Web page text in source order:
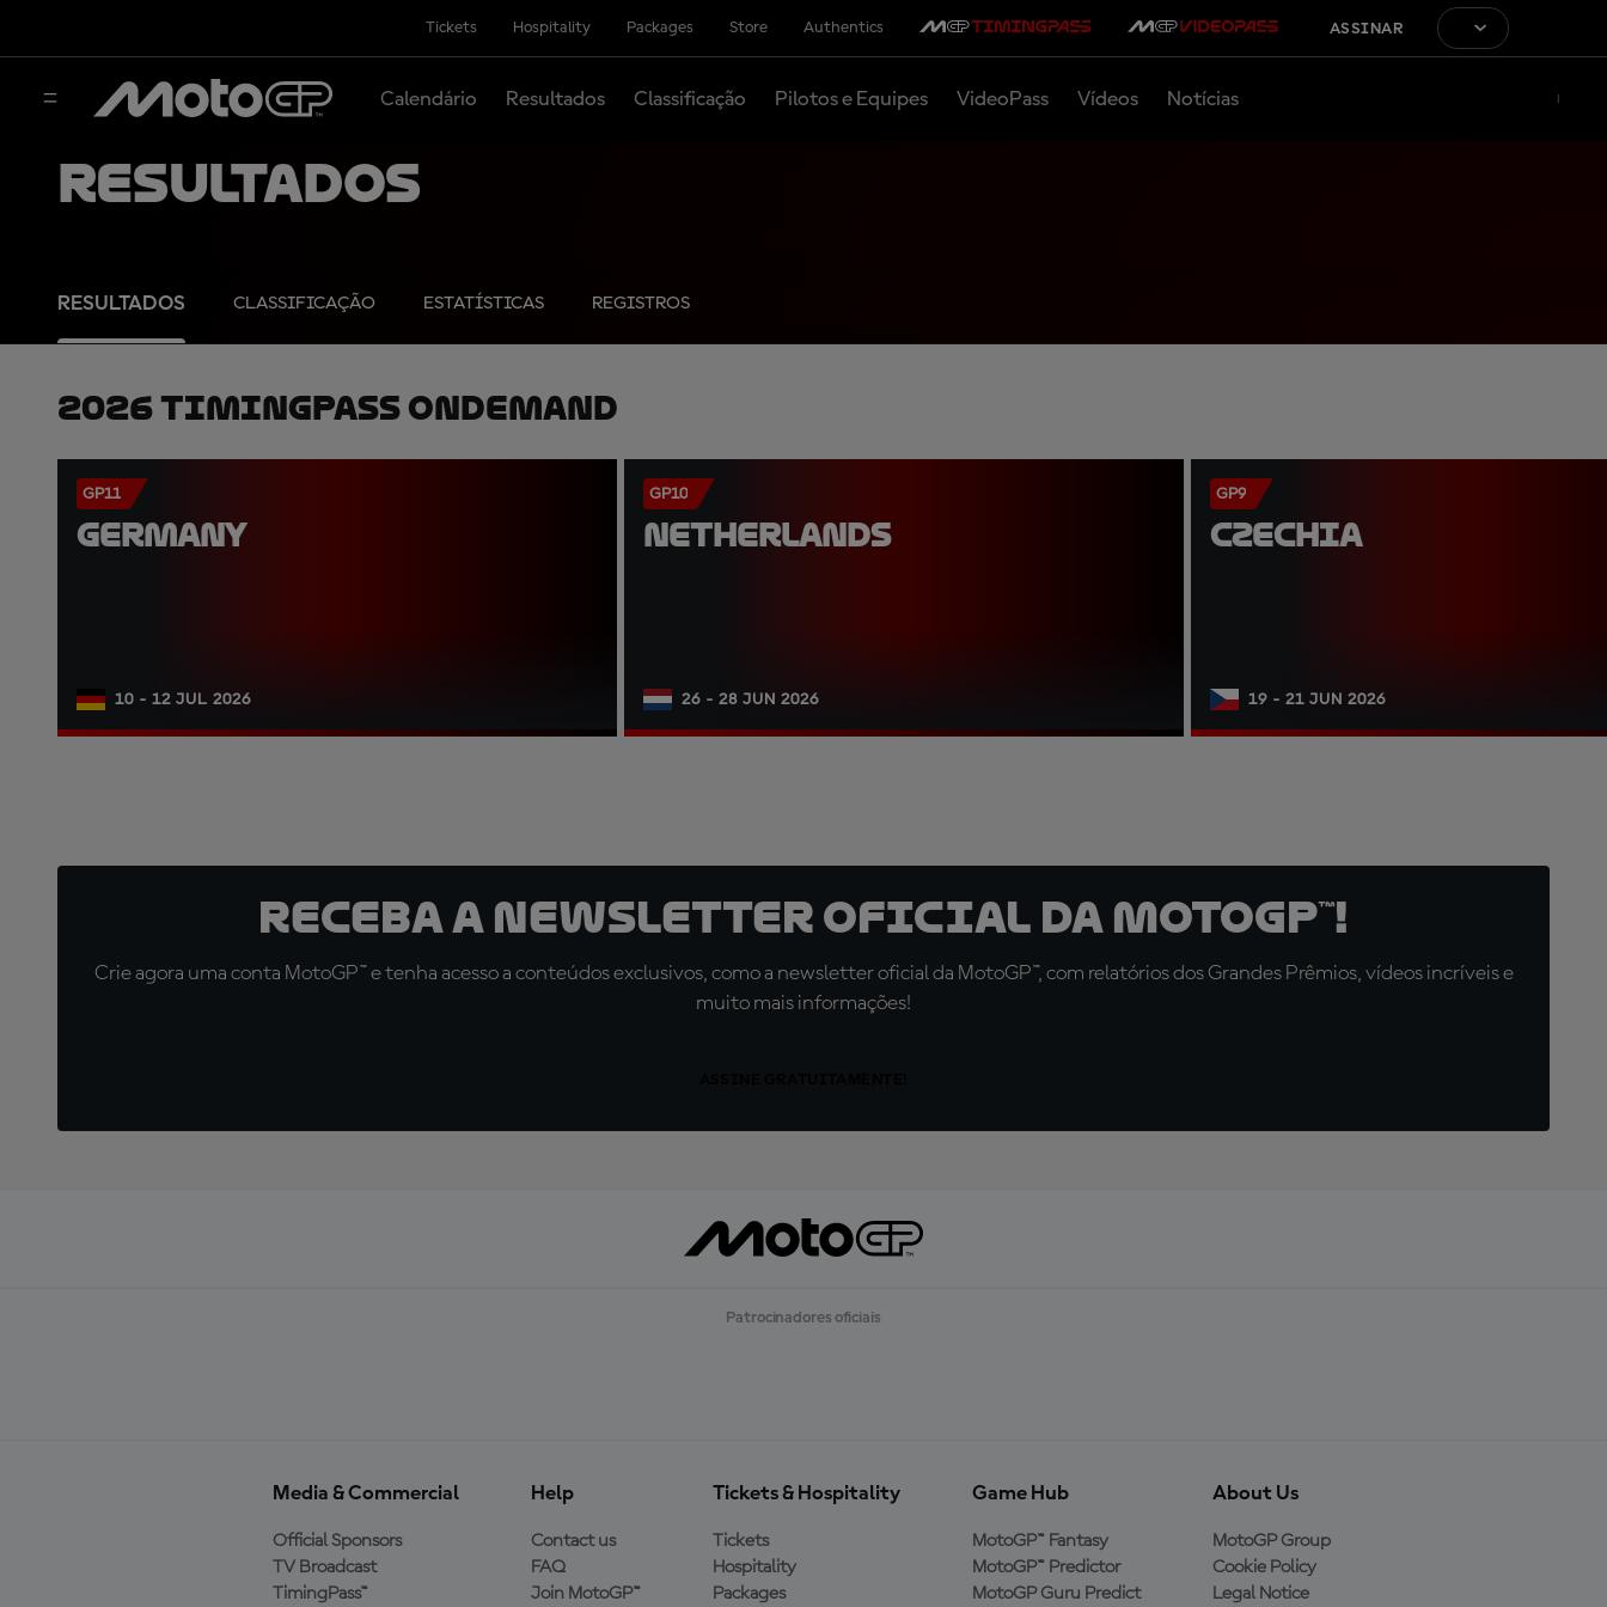
Tickets Hospitality Packages Store Authentics ASSINAR
Calendário Resultados Classificação Pilotos e Equipes VideoPass Vídeos Notícias
Resultados
RESULTADOS CLASSIFICAÇÃO ESTATÍSTICAS REGISTROS
2026 TimingPass OnDemand
GP11
GERMANY
10 - 12 JUL 2026
GP10
NETHERLANDS
26 - 28 JUN 2026
GP9
CZECHIA
19 - 21 JUN 2026
Receba a newsletter oficial da MotoGP™!
Crie agora uma conta MotoGP™ e tenha acesso a conteúdos exclusivos, como a newsletter oficial da MotoGP™, com relatórios dos Grandes Prêmios, vídeos incríveis e
muito mais informações!
Patrocinadores oficiais
Media & Commercial
Official Sponsors
TV Broadcast
TimingPass™
Help
Contact us
FAQ
Join MotoGP™
Tickets & Hospitality
Tickets
Hospitality
Packages
Game Hub
MotoGP™ Fantasy
MotoGP™ Predictor
MotoGP Guru Predict
About Us
MotoGP Group
Cookie Policy
Legal Notice